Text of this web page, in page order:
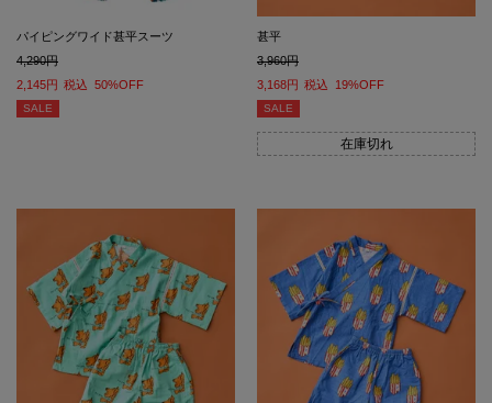
パイピングワイド甚平スーツ
4,290
2,145
税込 50%OFF
SALE
甚平
3,960
3,168
税込 19%OFF
SALE
在庫切れ